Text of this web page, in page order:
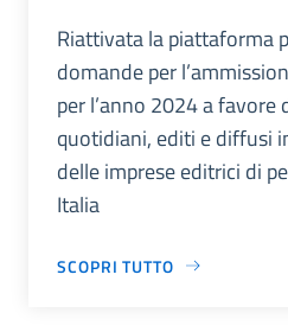
Riattivata la piattaforma
domande per
per l’anno 2024 a
quotidiani, editi e diffusi
delle imprese editrici di
Italia
SCOPRI TUTTO